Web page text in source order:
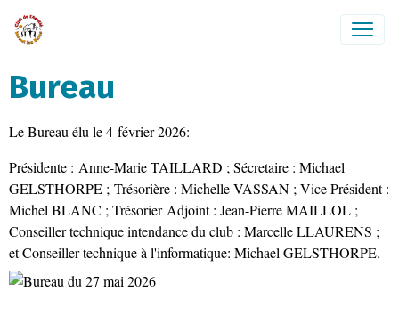
Bureau
Le Bureau élu le 4 février 2026:
Présidente : Anne-Marie TAILLARD ; Sécretaire : Michael
GELSTHORPE ; Trésorière : Michelle VASSAN ; Vice Président :
Michel BLANC ; Trésorier Adjoint : Jean-Pierre MAILLOL ;
Conseiller technique intendance du club : Marcelle LLAURENS ;
et Conseiller technique à l'informatique: Michael GELSTHORPE.